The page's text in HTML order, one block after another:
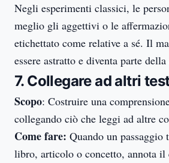
Negli esperimenti classici, le
meglio gli aggettivi o le
etichettato come relative a sé. Il
essere astratto e diventa parte della
7. Collegare ad altri
Scopo: Costruire una
collegando ciò che leggi ad altre
Come fare: Quando un
libro, articolo o concetto, annota il